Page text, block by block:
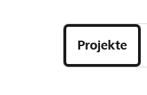
Projekte
und
Organisationen
Projekte